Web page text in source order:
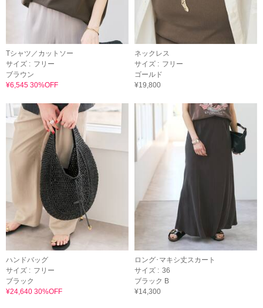
Tシャツ／カットソー
サイズ : フリー
ブラウン
¥6,545 30%OFF
ネックレス
サイズ : フリー
ゴールド
¥19,800
ハンドバッグ
サイズ : フリー
ブラック
¥24,640 30%OFF
ロング･マキシ丈スカート
サイズ : 36
ブラック B
¥14,300